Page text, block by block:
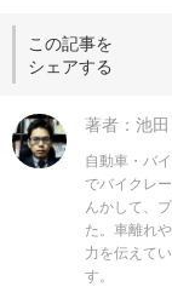
この記事を
シェアする
著者：池
自動車・バ
でバイクレ
んかして、
た。車離れ
力を伝えて
す。